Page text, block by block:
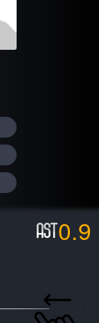
0.9